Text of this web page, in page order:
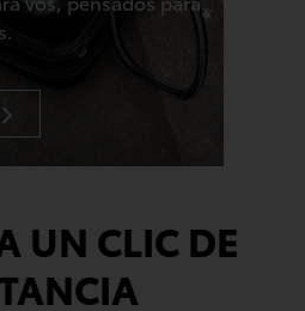
UN CLIC DE